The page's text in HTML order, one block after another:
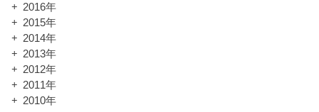
2016年
2015年
2014年
2013年
2012年
2011年
2010年